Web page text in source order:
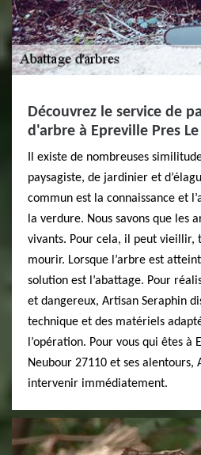
Découvrez le service de
d'arbre à Epreville Pres
Il existe de nombreuses
paysagiste, de jardinier et
commun est la connaissance et
la verdure. Nous savons que les
vivants. Pour cela, il peut vieillir,
mourir. Lorsque l’arbre est
solution est l’abattage. Pour
et dangereux, Artisan Seraphin
technique et des matériels
l’opération. Pour vous qui êtes à
Neubour 27110 et ses alentours,
intervenir immédiatement.